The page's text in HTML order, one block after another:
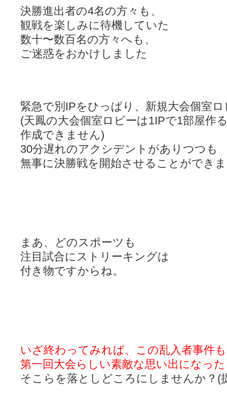
決勝進出者の4名の方々も、
観戦を楽しみに待機していた
数十〜数百名の方々へも、
ご迷惑をおかけしました
緊急で別IPをひっぱり、新規大会個室
(天鳳の大会個室ロビーは1IPで1部屋作
作成できません)
30分遅れのアクシデントがありつつも
無事に決勝戦を開始させることができ
まあ、どのスポーツも
注目試合にストリーキングは
付き物ですからね。
いざ終わってみれば、この乱入者事件も
第一回大会らしい素敵な思い出になった
そこらを落としどころにしませんか？(